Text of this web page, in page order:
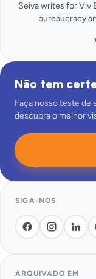
Seiva writes for Viv
bureaucracy
Não tem
Faça nosso teste de
descubra o melhor
SIGA-NOS
ARQUIVADO EM